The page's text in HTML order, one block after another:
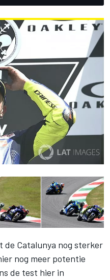
de Catalunya nog sterker
nog meer potentie
de test hier in